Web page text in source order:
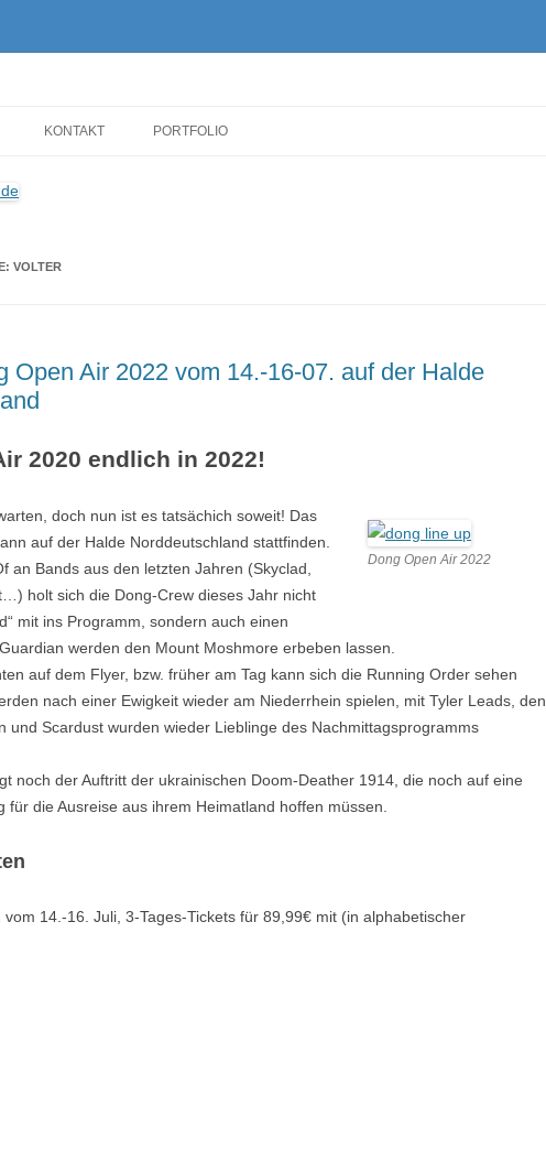
KONTAKT PORTFOLIO
VOLTER
Open Air 2022 vom 14.-16-07. auf der Halde
2020 endlich in 2022!
Dong Open Air 2022
doch nun ist es tatsächich soweit! Das
auf der Halde Norddeutschland stattfinden.
an Bands aus den letzten Jahren (Skyclad,
holt sich die Dong-Crew dieses Jahr nicht
mit ins Programm, sondern auch einen
werden den Mount Moshmore erbeben lassen.
auf dem Flyer, bzw. früher am Tag kann sich die Running Order sehen
nach einer Ewigkeit wieder am Niederrhein spielen, mit Tyler Leads, den
und Scardust wurden wieder Lieblinge des Nachmittagsprogramms
noch der Auftritt der ukrainischen Doom-Deather 1914, die noch auf eine
für die Ausreise aus ihrem Heimatland hoffen müssen.
vom 14.-16. Juli, 3-Tages-Tickets für 89,99€ mit (in alphabetischer